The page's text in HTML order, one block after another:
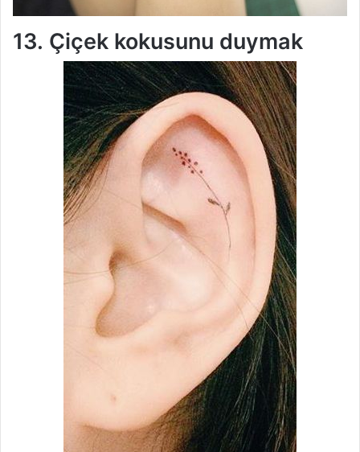
13. Çiçek kokusunu duymak